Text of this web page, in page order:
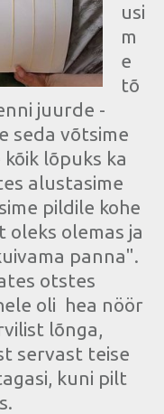
usi
m
e
tõ
juurde -
seda võtsime
lõpuks ka
alustasime
pildile kohe
olemas ja
panna".
otstes
oli hea nöör
lõnga,
servast teise
kuni pilt